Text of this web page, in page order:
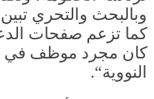
وبالبحث والتحري
كما تزعم صفحات
كان مجرد موظف في
النووية“.